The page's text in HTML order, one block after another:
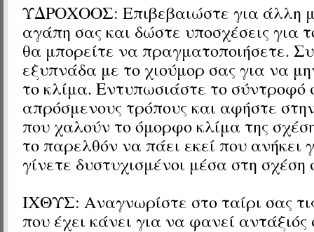
ΥΔΡΟΧΟΟΣ: Επιβεβαιώστε για άλλη
αγάπη σας και δώστε υποσχέσεις για
θα μπορείτε να πραγματοποιήσετε.
εξυπνάδα με το χιούμορ σας για να
το κλίμα. Εντυπωσιάστε το σύντροφό
απρόσμενους τρόπους και αφήστε
που χαλούν το όμορφο κλίμα της
το παρελθόν να πάει εκεί που ανήκει
γίνετε δυστυχισμένοι μέσα στη σχέση
ΙΧΘΥΣ: Αναγνωρίστε στο ταίρι σας
που έχει κάνει για να φανεί αντάξιός